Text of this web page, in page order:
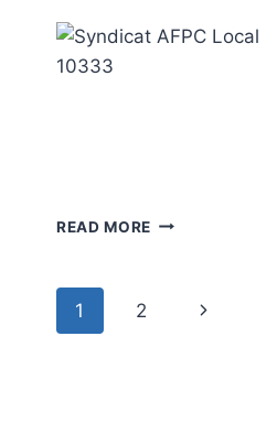
content
READ MORE
Page
1 2
Next